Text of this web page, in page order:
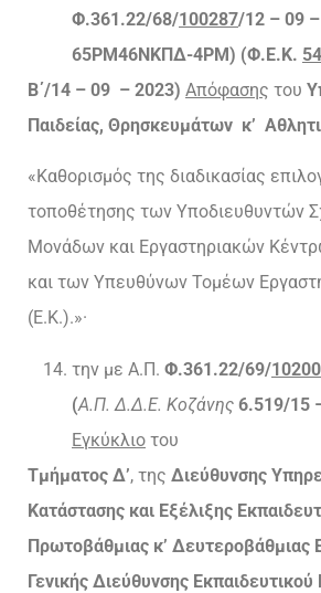
Φ.361.22/68/100287/12 – 09
65ΡΜ46ΝΚΠΔ-4ΡΜ) (Φ.Ε.Κ.
Β΄/14 – 09 – 2023) Απόφασης του
Παιδείας, Θρησκευμάτων κ’
«Καθορισμός της διαδικασίας
τοποθέτησης των Υποδιευθυντών
Μονάδων και Εργαστηριακών
και των Υπευθύνων Τομέων
(Ε.Κ.).»·
την με Α.Π. Φ.361.22/69/
(Α.Π. Δ.Δ.Ε. Κοζάνης 6.519/15
Εγκύκλιο του
Τμήματος Δ’, της Διεύθυνσης
Κατάστασης και Εξέλιξης
Πρωτοβάθμιας κ’ Δευτεροβάθμιας
Γενικής Διεύθυνσης